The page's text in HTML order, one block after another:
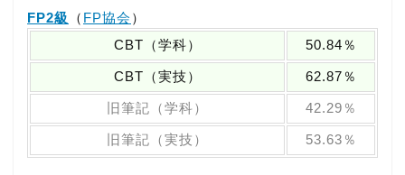
FP2級 （ FP協会 ）
CBT（学科）
50.84％
CBT（実技） 62.87％
旧筆記（学科） 42.29％
旧筆記（実技） 53.63％